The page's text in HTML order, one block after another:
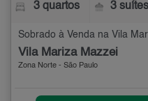
3 quartos 3 suítes
Sobrado à Venda na Vila
Vila Mariza Mazzei
Zona Norte - São Paulo